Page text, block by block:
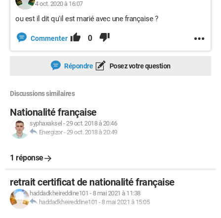
4 oct. 2020 à 16:07
ou est il dit qu'il est marié avec une française ?
Commenter 0
Répondre Posez votre question
Discussions similaires
Nationalité française
syphaxaksel -29 oct. 2018 à 20:46
Energizor-29 oct. 2018 à 20:49
1 réponse
retrait certificat de nationalité française
haddadkheireddine101 -8 mai 2021 à 11:38
haddadkheireddine101 - 8 mai 2021 à 15:05